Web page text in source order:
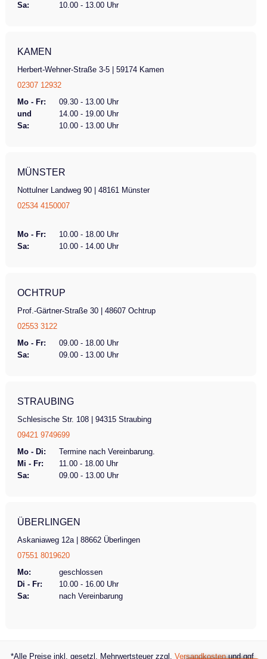
Sa:
10.00 - 13.00 Uhr
KAMEN
Herbert-Wehner-Straße 3-5 | 59174 Kamen
02307 12932
Mo - Fr:
09.30 - 13.00 Uhr
und
14.00 - 19.00 Uhr
Sa:
10.00 - 13.00 Uhr
MÜNSTER
Nottulner Landweg 90 | 48161 Münster
02534 4150007
Mo - Fr:
10.00 - 18.00 Uhr
Sa:
10.00 - 14.00 Uhr
OCHTRUP
Prof.-Gärtner-Straße 30 | 48607 Ochtrup
02553 3122
Mo - Fr:
09.00 - 18.00 Uhr
Sa:
09.00 - 13.00 Uhr
STRAUBING
Schlesische Str. 108 | 94315 Straubing
09421 9749699
Mo - Di:
Termine nach Vereinbarung.
Mi - Fr:
11.00 - 18.00 Uhr
Sa:
09.00 - 13.00 Uhr
ÜBERLINGEN
Askaniaweg 12a | 88662 Überlingen
07551 8019620
Mo:
geschlossen
Di - Fr:
10.00 - 16.00 Uhr
Sa:
nach Vereinbarung
*Alle Preise inkl. gesetzl. Mehrwertsteuer zzgl. Versandkostenund ggf.